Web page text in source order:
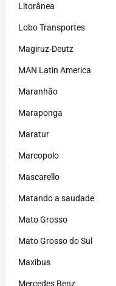
Litorânea
Lobo Transportes
Magiruz-Deutz
MAN Latin America
Maranhão
Maraponga
Maratur
Marcopolo
Mascarello
Matando a saudade
Mato Grosso
Mato Grosso do Sul
Maxibus
Mercedes Benz